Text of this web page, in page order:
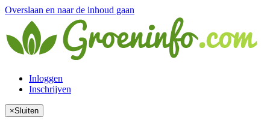
Overslaan en naar de inhoud gaan
Inloggen
Inschrijven
×Sluiten